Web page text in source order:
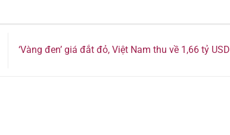
‘Vàng đen’ giá đắt đỏ, Việt Nam thu về 1,66 tỷ USD